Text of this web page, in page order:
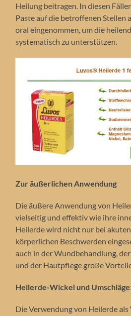
Heilung beitragen. In diesen
Paste auf die betroffenen Stellen
oral eingenommen, um die
systematisch zu unterstützen.
Zur äußerlichen Anwendung
Die äußere Anwendung von
vielseitig und effektiv wie ihre
Heilerde wird nicht nur bei
körperlichen Beschwerden
auch in der Wundbehandlung,
und der Hautpflege große
Heilerde-Wickel und Umschläge:
Die Verwendung von Heilerde